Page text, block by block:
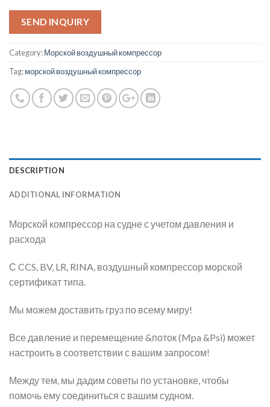
SEND INQUIRY
Category:Морской воздушный компрессор
Tag:морской воздушный компрессор
DESCRIPTION
ADDITIONAL INFORMATION
Морской компрессор на судне с учетом давления и
расхода
С CCS, BV, LR, RINA, воздушный компрессор морской
сертификат типа.
Мы можем доставить груз по всему миру!
Все давление и перемещение &поток (Mpa &Psi) может
настроить в соответствии с вашим запросом!
Между тем, мы дадим советы по установке, чтобы
помочь ему соединиться с вашим судном.